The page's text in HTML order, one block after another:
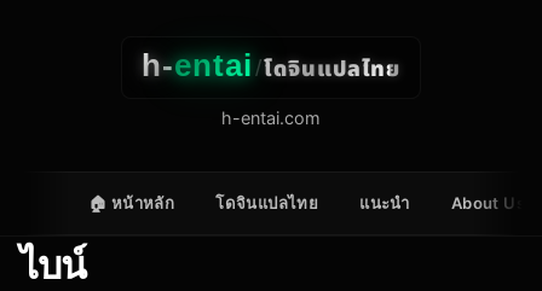
h-entai/โดจินแปลไทย
h-entai.com
🏠 หน้าหลัก โดจินแปลไทย แนะนำ About Us
ไบน์